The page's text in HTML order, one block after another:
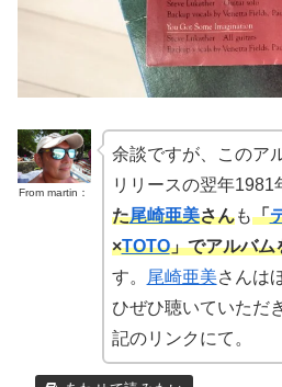
From martin：
余談ですが、このア
リリースの翌年1981
た尾崎亜美さんも「
×TOTO」でアルバム
す。
尾崎亜美さんは
ひぜひ聴いていただ
記のリンクにて。